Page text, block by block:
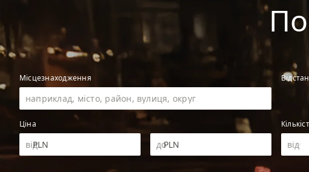
Місцезнаходження
Ціна
PLN PLN